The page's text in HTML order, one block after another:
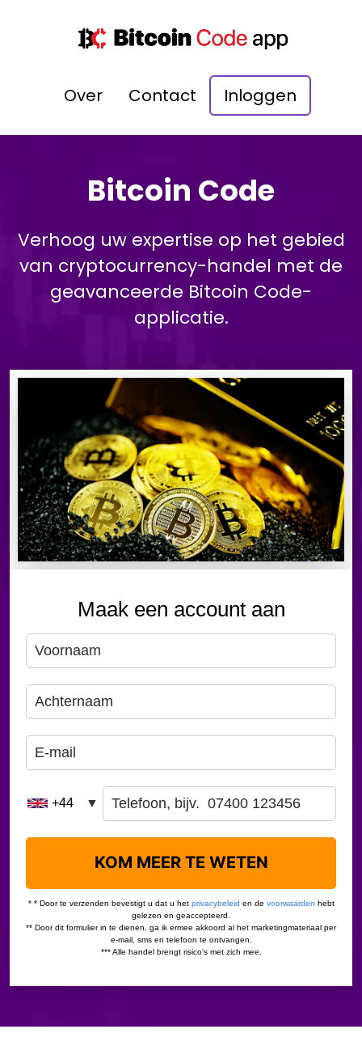
Over Contact Inloggen
Bitcoin Code
Verhoog uw expertise op het gebied
van cryptocurrency-handel met de
geavanceerde Bitcoin Code-
applicatie.